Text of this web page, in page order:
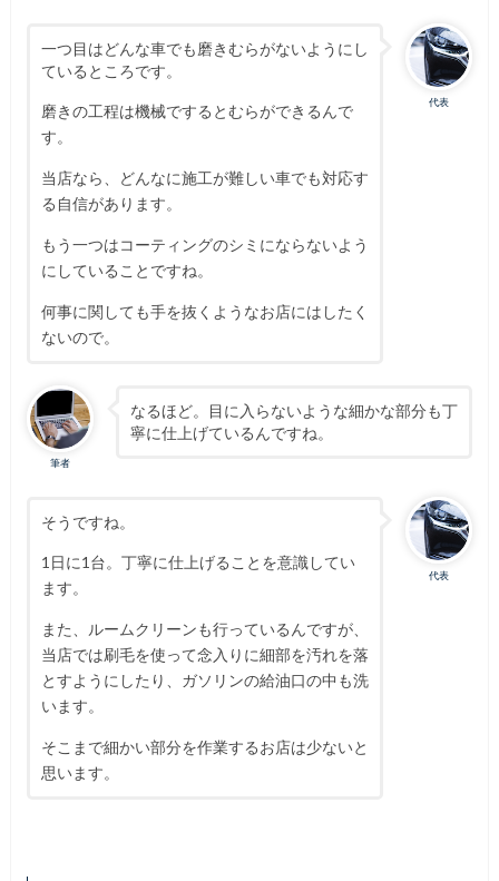
代表
一つ目はどんな車でも磨きむらがないようにし
ているところです。
磨きの工程は機械でするとむらができるんで
す。
当店なら、どんなに施工が難しい車でも対応す
る自信があります。
もう一つはコーティングのシミにならないよう
にしていることですね。
何事に関しても手を抜くようなお店にはしたく
ないので。
筆者
なるほど。目に入らないような細かな部分も丁
寧に仕上げているんですね。
代表
そうですね。
1日に1台。丁寧に仕上げることを意識してい
ます。
また、ルームクリーンも行っているんですが、
当店では刷毛を使って念入りに細部を汚れを落
とすようにしたり、ガソリンの給油口の中も洗
います。
そこまで細かい部分を作業するお店は少ないと
思います。